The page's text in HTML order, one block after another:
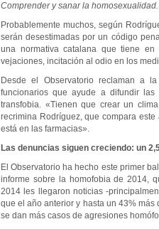
Comprender y sanar la homosexualidad.
Probablemente muchos, según
serán desestimadas por un código
una normativa catalana que tiene
vejaciones, incitación al odio en los
Desde el Observatorio reclaman a
funcionarios que ayude a difundir
transfobia. «Tienen que crear un
recrimina Rodríguez, que compara
está en las farmacias».
Las denuncias siguen creciendo: un
El Observatorio ha hecho este primer
informe sobre la homofobia de 2014,
2014 les llegaron noticias -
que el año anterior y hasta un 43%
se dan más casos de agresiones